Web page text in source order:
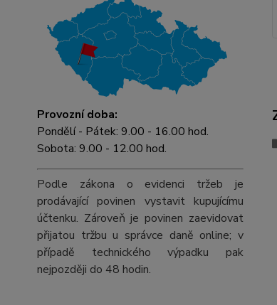
Provozní doba:
Pondělí - Pátek: 9.00 - 16.00 hod.
Sobota: 9.00 - 12.00 hod.
Podle zákona o evidenci tržeb je
prodávající povinen vystavit kupujícímu
účtenku. Zároveň je povinen zaevidovat
přijatou tržbu u správce daně online; v
případě technického výpadku pak
nejpozději do 48 hodin.